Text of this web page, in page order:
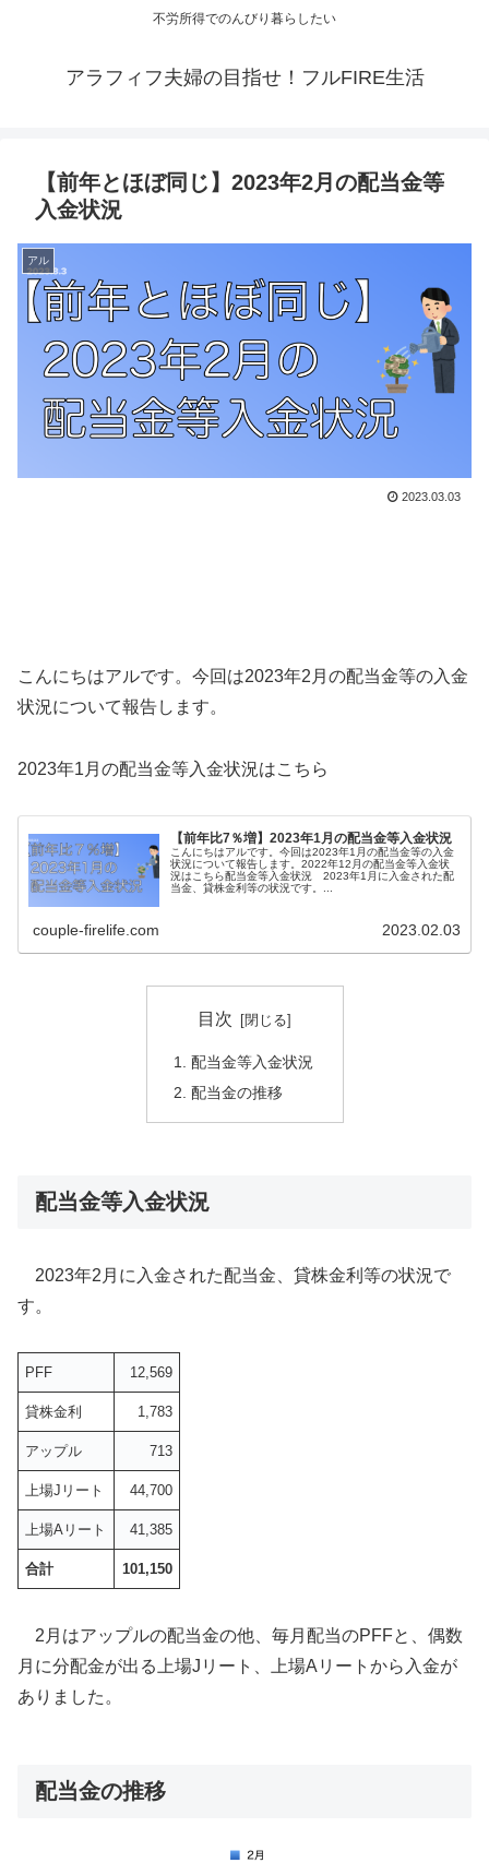
不労所得でのんびり暮らしたい
アラフィフ夫婦の目指せ！フルFIRE生活
【前年とほぼ同じ】2023年2月の配当金等
入金状況
アル
2023.03.03
こんにちはアルです。今回は2023年2月の配当金等の入金
状況について報告します。
2023年1月の配当金等入金状況はこちら
【前年比7％増】2023年1月の配当金等入金状況
こんにちはアルです。今回は2023年1月の配当金等の入金
状況について報告します。2022年12月の配当金等入金状
況はこちら配当金等入金状況 2023年1月に入金された配
当金、貸株金利等の状況です。...
couple-firelife.com 2023.02.03
目次
配当金等入金状況
配当金の推移
配当金等入金状況
2023年2月に入金された配当金、貸株金利等の状況で
す。
PFF 12,569
貸株金利 1,783
アップル 713
上場Jリート 44,700
上場Aリート 41,385
合計 101,150
2月はアップルの配当金の他、毎月配当のPFFと、偶数
月に分配金が出る上場Jリート、上場Aリートから入金が
ありました。
配当金の推移